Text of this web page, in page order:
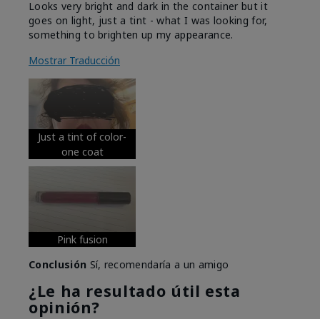
Looks very bright and dark in the container but it
goes on light, just a tint - what I was looking for,
something to brighten up my appearance.
Mostrar Traducción
Just a tint of color-
one coat
Pink fusion
Conclusión Sí, recomendaría a un amigo
¿Le ha resultado útil esta
opinión?